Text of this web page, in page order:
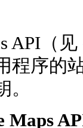
API（见
程序的
Maps